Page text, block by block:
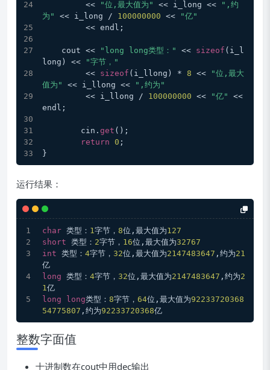
         <<
"位,最大值为" << i_long <<
",约
为"
<< i_long / 100000000 <<
"亿"
         << endl;
    cout <<
"long long类型：" << sizeof (i_l
long) <<
"字节，"
         <<
sizeof (i_llong) * 8 <<
"位,最大
值为"
<< i_llong <<
",约为"
         << i_llong /
100000000 << "亿"
<<
endl;
	cin.
get ();
return 0 ;
}
运行结果：
char 类型： 1字节， 8位,最大值为127
short 类型： 2字节， 16位,最大值为32767
int 类型： 4字节， 32位,最大值为2147483647 ,约为21
亿
long 类型： 4字节， 32位,最大值为2147483647 ,约为2
1亿
long
long类型： 8字节， 64位,最大值为92233720368
54775807 ,约为92233720368亿
整数字面值
十进制数在cout中用dec输出